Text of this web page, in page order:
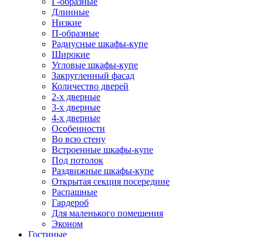
Длинные
Низкие
П-образные
Радиусные шкафы-купе
Широкие
Угловые шкафы-купе
Закругленный фасад
Количество дверей
2-х дверные
3-х дверные
4-х дверные
Особенности
Во всю стену
Встроенные шкафы-купе
Под потолок
Раздвижные шкафы-купе
Открытая секция посередине
Распашные
Гардероб
Для маленького помещения
Эконом
Гостиные